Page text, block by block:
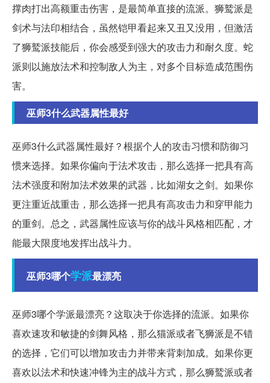
撑肉打出高额重击伤害，是最简单直接的流派。狮鹫派是
剑术与法印相结合，虽然铠甲看起来又丑又没用，但激活
了狮鹫派技能后，你会感受到强大的攻击力和耐久度。蛇
派则以施放法术和控制敌人为主，对多个目标造成范围伤
害。
巫师3什么武器属性最好
巫师3什么武器属性最好？根据个人的攻击习惯和防御习
惯来选择。如果你偏向于法术攻击，那么选择一把具有高
法术强度和附加法术效果的武器，比如湖女之剑。如果你
更注重近战重击，那么选择一把具有高攻击力和穿甲能力
的重剑。总之，武器属性应该与你的战斗风格相匹配，才
能最大限度地发挥出战斗力。
巫师3哪个学派最漂亮
巫师3哪个学派最漂亮？这取决于你选择的流派。如果你
喜欢速攻和敏捷的剑舞风格，那么猫派或者飞狮派是不错
的选择，它们可以增加攻击力并带来背刺加成。如果你更
喜欢以法术和快速冲锋为主的战斗方式，那么狮鹫派或者